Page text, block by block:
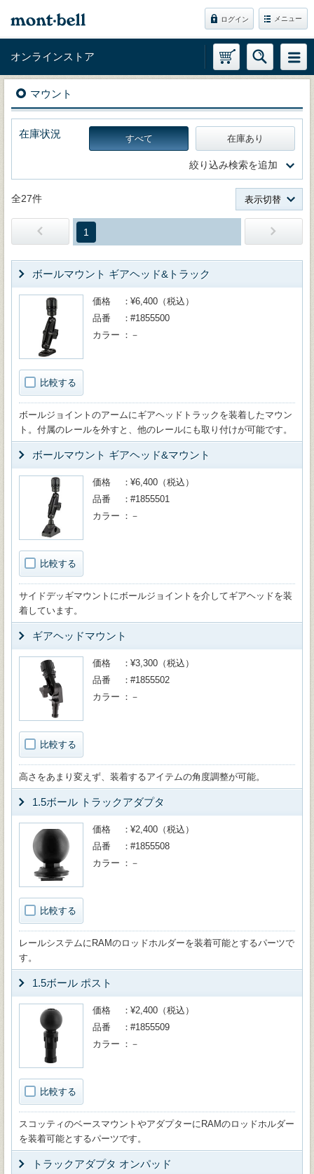
ログイン メニュー
オンラインストア
マウント
在庫状況 すべて 在庫あり
絞り込み検索を追加
全27件 表示切替
1
ボールマウント ギアヘッド&トラック
比較する
価格
¥6,400（税込）
品番
#1855500
カラー
－
ボールジョイントのアームにギアヘッドトラックを装着したマウン
ト。付属のレールを外すと、他のレールにも取り付けが可能です。
ボールマウント ギアヘッド&マウント
比較する
価格
¥6,400（税込）
品番
#1855501
カラー
－
サイドデッギマウントにボールジョイントを介してギアヘッドを装
着しています。
ギアヘッドマウント
比較する
価格
¥3,300（税込）
品番
#1855502
カラー
－
高さをあまり変えず、装着するアイテムの角度調整が可能。
1.5ボール トラックアダプタ
比較する
価格
¥2,400（税込）
品番
#1855508
カラー
－
レールシステムにRAMのロッドホルダーを装着可能とするパーツで
す。
1.5ボール ポスト
比較する
価格
¥2,400（税込）
品番
#1855509
カラー
－
スコッティのベースマウントやアダプターにRAMのロッドホルダー
を装着可能とするパーツです。
トラックアダプタ オンパッド